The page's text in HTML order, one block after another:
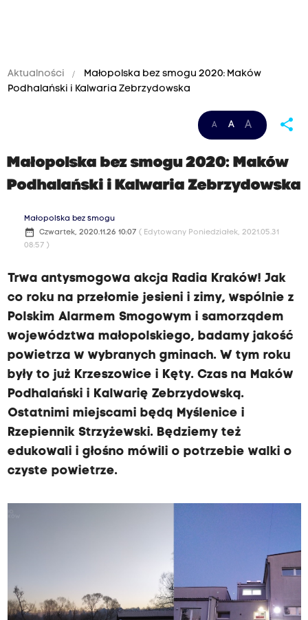
Aktualności
Małopolska bez smogu 2020: Maków
Podhalański i Kalwaria Zebrzydowska
A A A share
Małopolska bez smogu 2020: Maków
Podhalański i Kalwaria Zebrzydowska
Małopolska bez smogu
date_range Czwartek, 2020.11.26 10:07 ( Edytowany Poniedziałek, 2021.05.31
08:57 )
Trwa antysmogowa akcja Radia Kraków! Jak
co roku na przełomie jesieni i zimy, wspólnie z
Polskim Alarmem Smogowym i samorządem
województwa małopolskiego, badamy jakość
powietrza w wybranych gminach. W tym roku
były to już Krzeszowice i Kęty. Czas na Maków
Podhalański i Kalwarię Zebrzydowską.
Ostatnimi miejscami będą Myślenice i
Rzepiennik Strzyżewski. Będziemy też
edukowali i głośno mówili o potrzebie walki o
czyste powietrze.